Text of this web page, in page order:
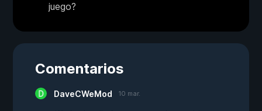
juego?
Comentarios
DaveCWeMod 10 mar.